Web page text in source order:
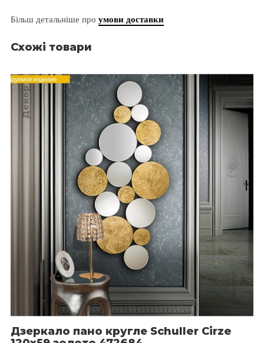
Більш детальніше про умови доставки
Схожі товари
Декор
Дзеркало пано кругле Schuller Cirze